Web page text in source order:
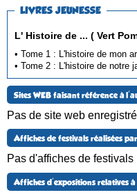
LIVRES JEUNESSE
L' Histoire de ... (
Sites WEB faisant référence à
Pas de site web
Affiches de festivals réalisées
Pas d'affiches de
Affiches d'expositions relatives